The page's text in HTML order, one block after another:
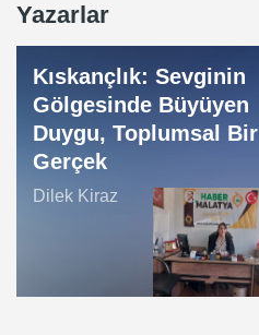
Yazarlar
Kıskançlık: Sevginin
Gölgesinde Büyüyen
Duygu, Toplumsal Bir
Gerçek
Dilek Kiraz